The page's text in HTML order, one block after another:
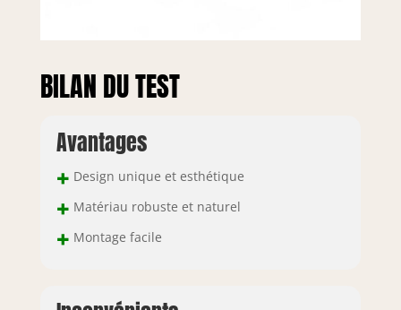
que le plastique,
le aggloméré
BILAN DU TEST
Avantages
+ Design unique et esthétique
+ Matériau robuste et naturel
+ Montage facile